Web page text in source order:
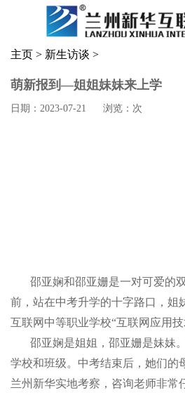
主页 > 新生访谈 >
萌新报到—姐姐妹妹来上学
日期：2023-07-21 浏览： 次
邵亚娴和邵亚姗是一对可爱的双
前，站在中考升学的十字路口，姐
互联网中等职业学校“互联网应用技
邵亚娴是姐姐，邵亚姗是妹妹
学校和班级。中考结束后，她们的
兰州新华实地考察，咨询老师非常